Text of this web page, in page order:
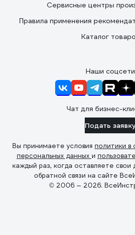
Сервисные центры
Правила применения
Каталог
Наши соцсети
Чат для бизнес-
Подать заявку
Вы принимаете условия политики в
персональных данных и
каждый раз, когда оставляете
обратной связи на сайте
© 2006 — 2026.